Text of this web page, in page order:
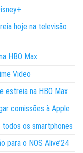
hoje na televisão
HBO Max
Video
estreia na HBO Max
comissões à Apple
todos os smartphones
para o NOS Alive’24